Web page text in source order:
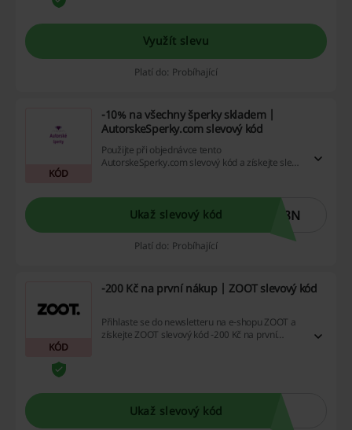
Využít slevu
Platí do: Probíhající
KÓD
-10% na všechny šperky skladem |
AutorskeSperky.com slevový kód
Použijte při objednávce tento
AutorskeSperky.com slevový kód a získejte slevu
Ukaž slevový kód I8N
Platí do: Probíhající
KÓD
-200 Kč na první nákup | ZOOT slevový kód
Přihlaste se do newsletteru na e-shopu ZOOT a
získejte ZOOT slevový kód -200 Kč na první
Ukaž slevový kód